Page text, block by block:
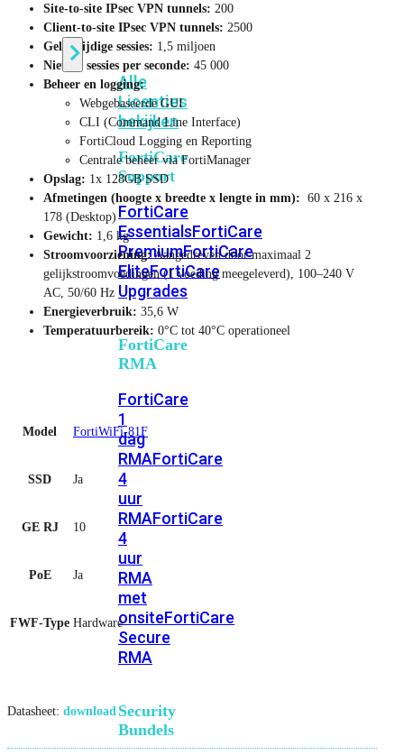
Licentie
Alle
Licenties
bekijken
FortiCare
Support
FortiCare
EssentialsFortiCare
PremiumFortiCare
EliteFortiCare
Upgrades
FortiCare
RMA
FortiCare
1
dag
RMAFortiCare
4
uur
RMAFortiCare
4
uur
RMA
met
onsiteFortiCare
Secure
RMA
Security
Bundels
Site-to-site IPsec VPN tunnels: 200
Client-to-site IPsec VPN tunnels: 2500
Gelijktijdige sessies: 1,5 miljoen
Nieuwe sessies per seconde: 45 000
Beheer en logging:
Webgebaseerde GUI
CLI (Command Line Interface)
FortiCloud Logging en Reporting
Centrale beheer via FortiManager
Opslag: 1x 128GB SSD
Afmetingen (hoogte x breedte x lengte in mm): 60 x 216 x
178 (Desktop)
Gewicht: 1,6 kg
Stroomvoorziening:Aangedreven door maximaal 2
gelijkstroomvoedingen (1 voeding meegeleverd), 100–240 V
AC, 50/60 Hz
Energieverbruik: 35,6 W
Temperatuurbereik: 0°C tot 40°C operationeel
Model FortiWiFi-81F
SSD Ja
GE RJ 10
PoE Ja
FWF-Type Hardware
Datasheet: download